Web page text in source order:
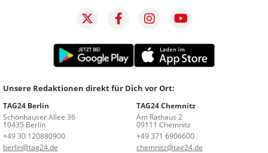
Unsere Redaktionen direkt für Dich vor Ort:
TAG24 Berlin
Schönhauser Allee 36
10435 Berlin
+49 30 120880900
berlin@tag24.de
TAG24 Chemnitz
Am Rathaus 2
09111 Chemnitz
+49 371 6906600
chemnitz@tag24.de